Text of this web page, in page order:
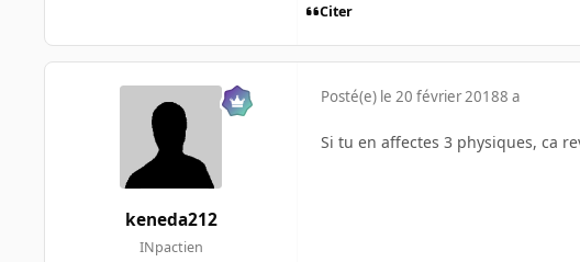
Citer
keneda212
INpactien
Posté(e) le 20 février 20188 a
Si tu en affectes 3 physiques, ca